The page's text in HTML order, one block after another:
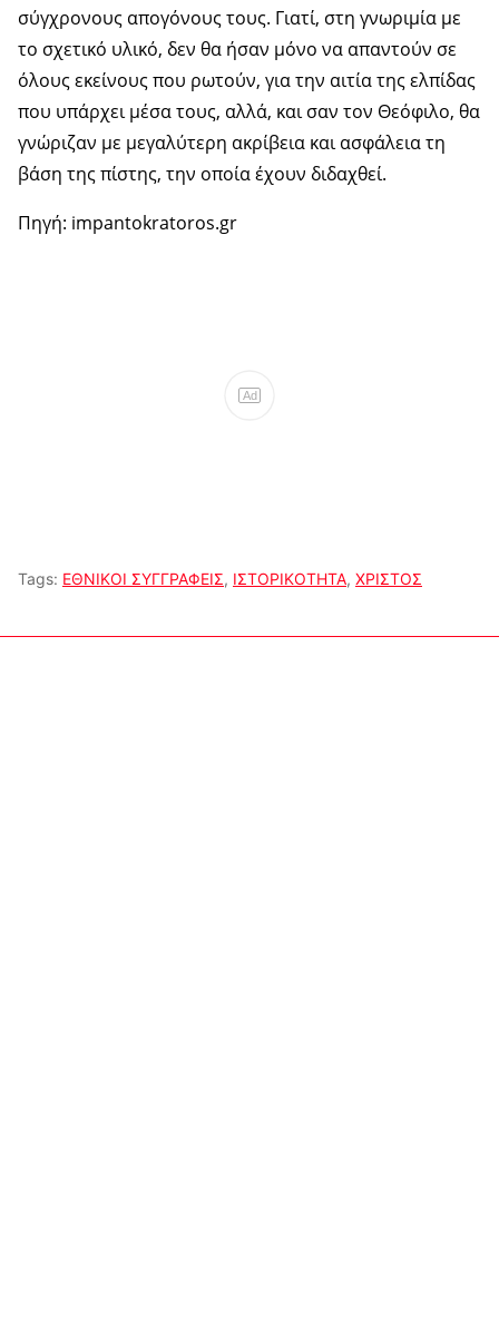
σύγχρονους απογόνους τους. Γιατί, στη γνωριμία με
το σχετικό υλικό, δεν θα ήσαν μόνο να απαντούν σε
όλους εκείνους που ρωτούν, για την αιτία της ελπίδας
που υπάρχει μέσα τους, αλλά, και σαν τον Θεόφιλο, θα
γνώριζαν με μεγαλύτερη ακρίβεια και ασφάλεια τη
βάση της πίστης, την οποία έχουν διδαχθεί.
Πηγή: impantokratoros.gr
Ad
Tags: ΕΘΝΙΚΟΙ ΣΥΓΓΡΑΦΕΙΣ, ΙΣΤΟΡΙΚΟΤΗΤΑ, ΧΡΙΣΤΟΣ